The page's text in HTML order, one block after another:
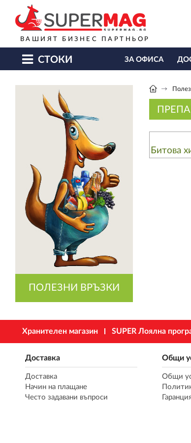
ВАШИЯТ БИЗНЕС ПАРТНЬОР
СТОКИ ЗА ОФИСА
ПОЛЕЗНИ ВРЪЗКИ
Битова
Хранителен магазин SUPER Лоялна
Доставка
Доставка
Начин на плащане
Често задавани въпроси
Общи
Общи